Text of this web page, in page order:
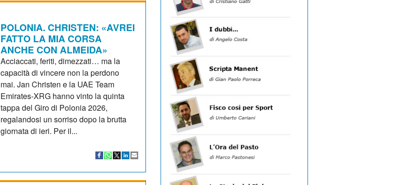
POLONIA. CHRISTEN: «AVREI
FATTO LA MIA CORSA
ANCHE CON ALMEIDA»
Acciaccati, feriti, dimezzati… ma la
capacità di vincere non la perdono
mai. Jan Christen e la UAE Team
Emirates-XRG hanno vinto la quinta
tappa del Giro di Polonia 2026,
regalandosi un sorriso dopo la brutta
giornata di ieri. Per il...